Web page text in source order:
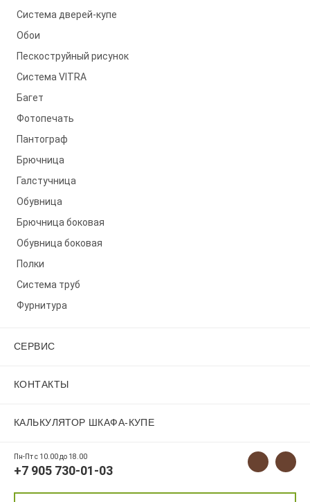
Пн-Пт с 10.00 до 18.00
+7 905 730-01-03
Система дверей-купе
Обои
Пескоструйный рисунок
Система VITRA
Багет
Фотопечать
Пантограф
Брючница
Галстучница
Обувница
Брючница боковая
Обувница боковая
Полки
Система труб
Фурнитура
СЕРВИС
КОНТАКТЫ
КАЛЬКУЛЯТОР ШКАФА-КУПЕ